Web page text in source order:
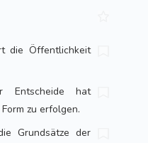
die Öffentlichkeit
Entscheide hat
zu erfolgen.
Grundsätze der